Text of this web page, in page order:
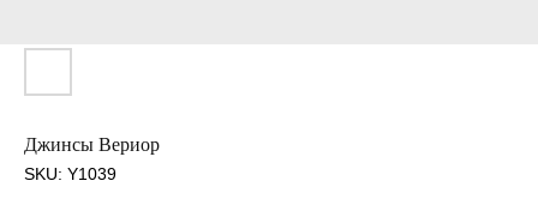
Джинсы Вериор
SKU: Y1039